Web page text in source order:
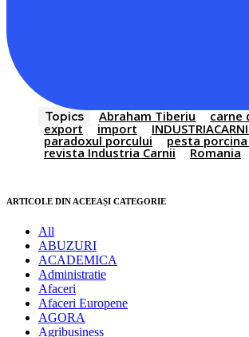
Topics Abraham Tiberiu
carne
export
import
paradoxul porcului pesta
revista Industria Carnii Romania
ARTICOLE DIN ACEEAȘI CATEGORIE
All
ABUZURI
ACADEMICA
Administratie
Afaceri
Afaceri Europene
AGORA
Agribusiness